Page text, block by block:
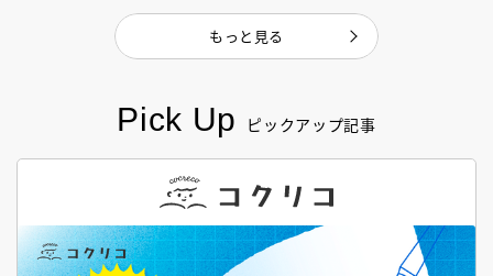
Pick Up ピックアップ記事
もっと見る